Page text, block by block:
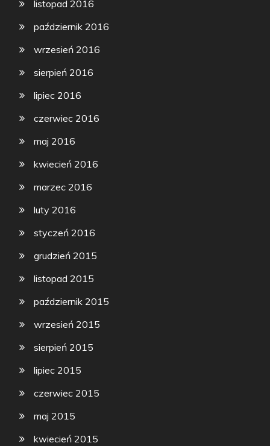
listopad 2016
październik 2016
wrzesień 2016
sierpień 2016
lipiec 2016
czerwiec 2016
maj 2016
kwiecień 2016
marzec 2016
luty 2016
styczeń 2016
grudzień 2015
listopad 2015
październik 2015
wrzesień 2015
sierpień 2015
lipiec 2015
czerwiec 2015
maj 2015
kwiecień 2015